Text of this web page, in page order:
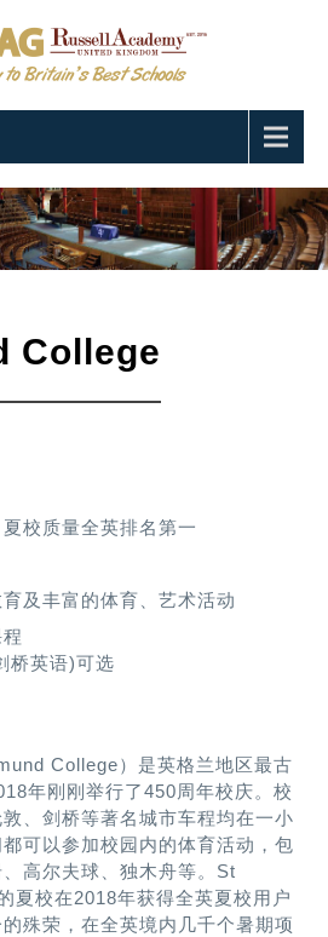
College
校质量全英排名第一
及丰富的体育、艺术活动
桥英语)可选
College）是英格兰地区最古
年刚刚举行了450周年校庆。校
、剑桥等著名城市车程均在一小
可以参加校园内的体育活动，包
高尔夫球、独木舟等。St
夏校在2018年获得全英夏校用户
殊荣，在全英境内几千个暑期项